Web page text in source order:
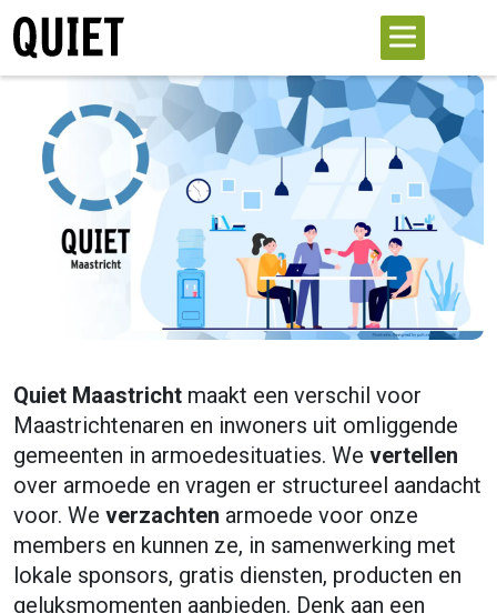
Quiet Maastricht maakt een verschil voor
Maastrichtenaren en inwoners uit omliggende
gemeenten in armoedesituaties. We vertellen
over armoede en vragen er structureel aandacht
voor. We verzachten armoede voor onze
members en kunnen ze, in samenwerking met
lokale sponsors, gratis diensten, producten en
geluksmomenten aanbieden. Denk aan een